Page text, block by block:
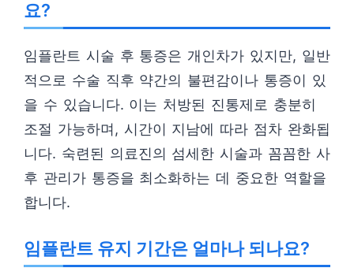
요?
임플란트 시술 후 통증은 개인차가 있지만, 일반
적으로 수술 직후 약간의 불편감이나 통증이 있
을 수 있습니다. 이는 처방된 진통제로 충분히
조절 가능하며, 시간이 지남에 따라 점차 완화됩
니다. 숙련된 의료진의 섬세한 시술과 꼼꼼한 사
후 관리가 통증을 최소화하는 데 중요한 역할을
합니다.
임플란트 유지 기간은 얼마나 되나요?